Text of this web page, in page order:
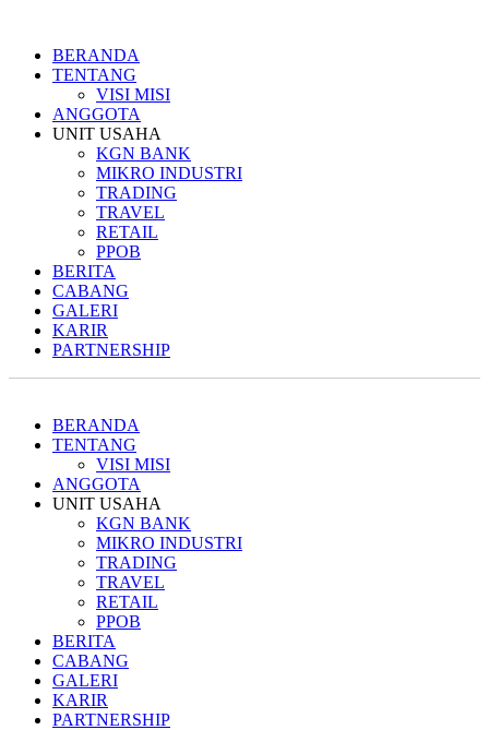
BERANDA
TENTANG
VISI MISI
ANGGOTA
UNIT USAHA
KGN BANK
MIKRO INDUSTRI
TRADING
TRAVEL
RETAIL
PPOB
BERITA
CABANG
GALERI
KARIR
PARTNERSHIP
BERANDA
TENTANG
VISI MISI
ANGGOTA
UNIT USAHA
KGN BANK
MIKRO INDUSTRI
TRADING
TRAVEL
RETAIL
PPOB
BERITA
CABANG
GALERI
KARIR
PARTNERSHIP